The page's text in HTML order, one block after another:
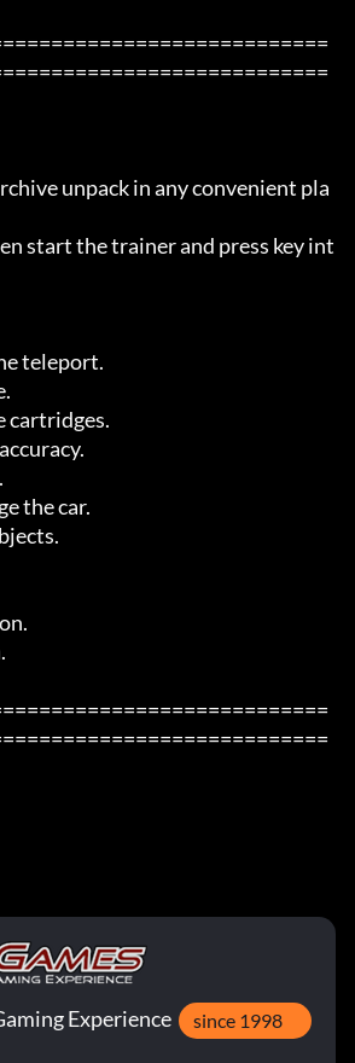
unpack in any convenient pla
start the trainer and press key int
teleport.
cartridges.
the car.
Experience since 1998